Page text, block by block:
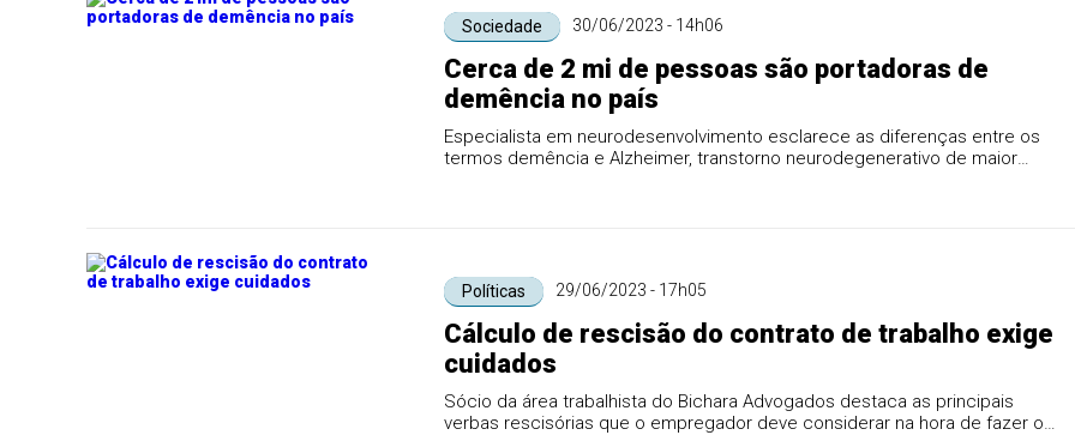
Sociedade 30/06/2023 - 14h06
Cerca de 2 mi de pessoas são portadoras de
demência no país
Especialista em neurodesenvolvimento esclarece as diferenças entre os
termos demência e Alzheimer, transtorno neurodegenerativo de maior
Políticas 29/06/2023 - 17h05
Cálculo de rescisão do contrato de trabalho exige
cuidados
Sócio da área trabalhista do Bichara Advogados destaca as principais
verbas rescisórias que o empregador deve considerar na hora de fazer o